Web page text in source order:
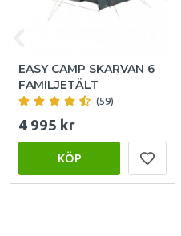
EASY CAMP SKARVAN 6
FAMILJETÄLT
(59)
4 995 kr
KÖP